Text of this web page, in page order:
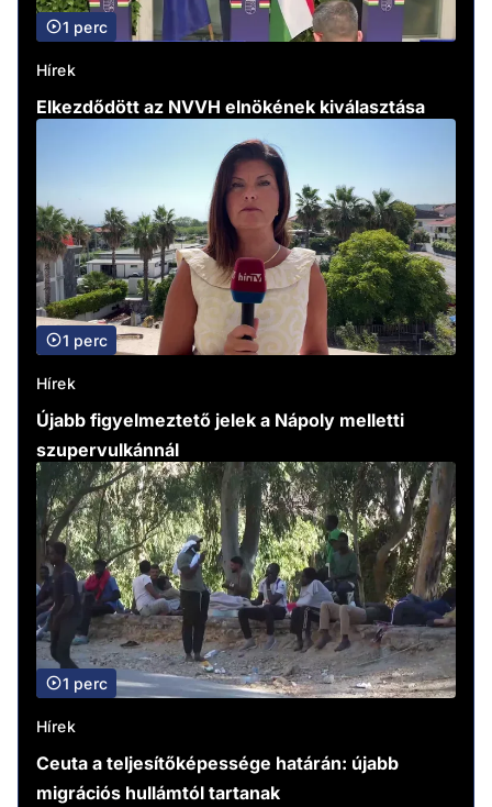
1 perc
Hírek
Elkezdődött az NVVH elnökének kiválasztása
1 perc
Hírek
Újabb figyelmeztető jelek a Nápoly melletti
szupervulkánnál
1 perc
Hírek
Ceuta a teljesítőképessége határán: újabb
migrációs hullámtól tartanak